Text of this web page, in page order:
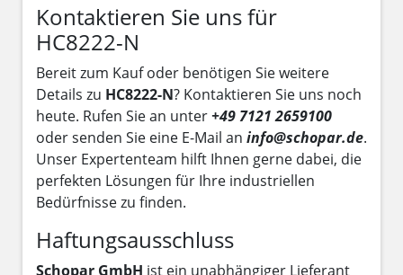
Kontaktieren Sie uns für
HC8222-N
Bereit zum Kauf oder benötigen Sie weitere
Details zu HC8222-N? Kontaktieren Sie uns noch
heute. Rufen Sie an unter+49 7121 2659100
oder senden Sie eine E-Mail an info@schopar.de.
Unser Expertenteam hilft Ihnen gerne dabei, die
perfekten Lösungen für Ihre industriellen
Bedürfnisse zu finden.
Haftungsausschluss
Schopar GmbH ist ein unabhängiger Lieferant